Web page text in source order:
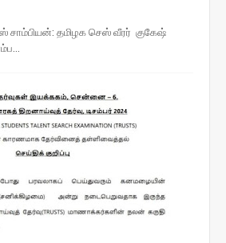
சாம்பியன்: தமிழக செஸ் வீரர் குகேஷ்